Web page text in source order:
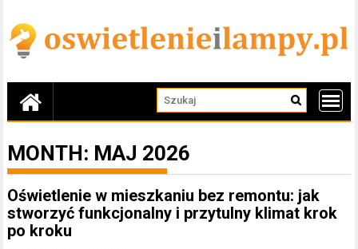
content
MONTH: MAJ 2026
Oświetlenie w mieszkaniu bez remontu: jak
stworzyć funkcjonalny i przytulny klimat krok
po kroku